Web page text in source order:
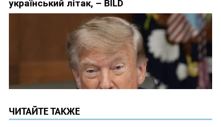
ЧИТАЙТЕ ТАКЖЕ